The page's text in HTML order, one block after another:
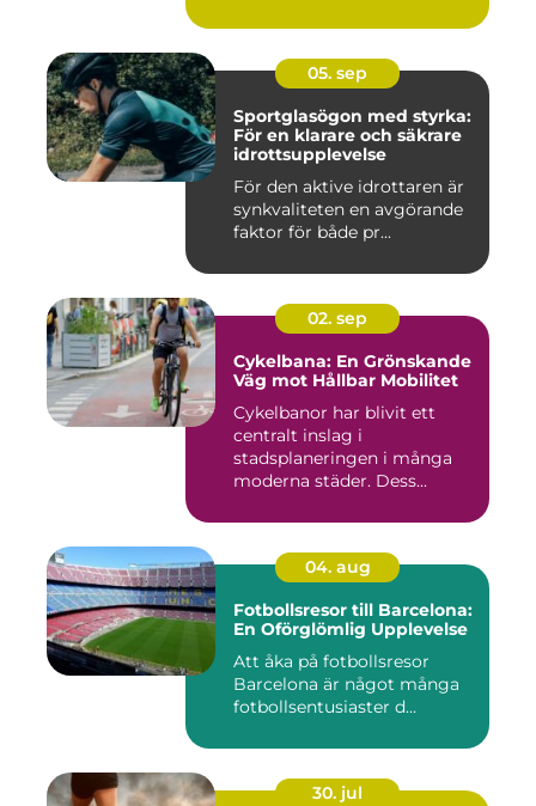
05. sep
Sportglasögon med styrka:
För en klarare och säkrare
idrottsupplevelse
För den aktive idrottaren är
synkvaliteten en avgörande
faktor för både pr...
02. sep
Cykelbana: En Grönskande
Väg mot Hållbar Mobilitet
Cykelbanor har blivit ett
centralt inslag i
stadsplaneringen i många
moderna städer. Dess...
04. aug
Fotbollsresor till Barcelona:
En Oförglömlig Upplevelse
Att åka på fotbollsresor
Barcelona är något många
fotbollsentusiaster d...
30. jul